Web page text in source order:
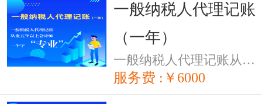
一般纳税人代理记账
（一年）
一般纳税人代理记账从业五年以上会计师，一个字“专业“
服务费 :￥6000